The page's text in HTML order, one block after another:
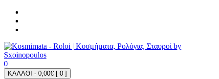
0
ΚΑΛΑΘΙ - 0,00€ [ 0 ]